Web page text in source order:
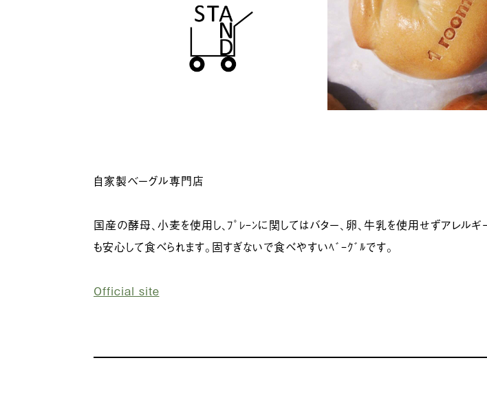
自家製ベーグル専門店
国産の酵母、小麦を使用し、ﾌﾟﾚｰﾝに関してはバター、卵、牛乳を使用せずアレル
も安心して食べられます。固すぎないで食べやすいﾍﾞｰｸﾞﾙです。
Official site